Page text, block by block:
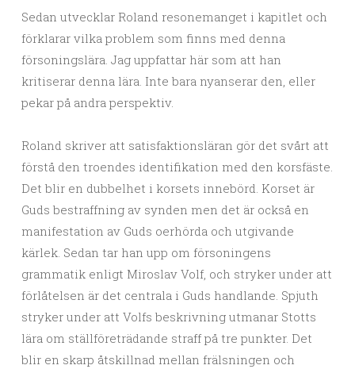
Sedan utvecklar Roland resonemanget i kapitlet och
förklarar vilka problem som finns med denna
försoningslära. Jag uppfattar här som att han
kritiserar denna lära. Inte bara nyanserar den, eller
pekar på andra perspektiv.
Roland skriver att satisfaktionsläran gör det svårt att
förstå den troendes identifikation med den korsfäste.
Det blir en dubbelhet i korsets innebörd. Korset är
Guds bestraffning av synden men det är också en
manifestation av Guds oerhörda och utgivande
kärlek. Sedan tar han upp om försoningens
grammatik enligt Miroslav Volf, och stryker under att
förlåtelsen är det centrala i Guds handlande. Spjuth
stryker under att Volfs beskrivning utmanar Stotts
lära om ställföreträdande straff på tre punkter. Det
blir en skarp åtskillnad mellan frälsningen och